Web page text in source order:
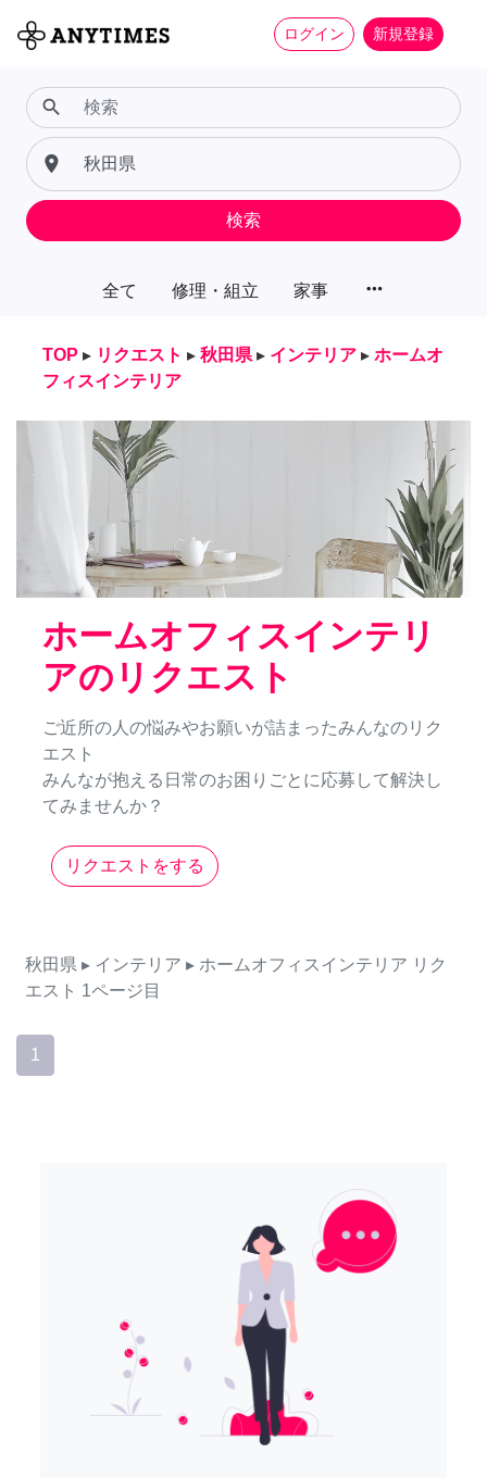
ログイン 新規登録
全て 修理・組立 家事 more_horiz
search
place
検索
TOP ▸ リクエスト ▸ 秋田県 ▸ インテリア ▸ ホームオ
フィスインテリア
ホームオフィスインテリ
アのリクエスト
ご近所の人の悩みやお願いが詰まったみんなのリク
エスト
みんなが抱える日常のお困りごとに応募して解決し
てみませんか？
リクエストをする
秋田県 ▸ インテリア ▸ ホームオフィスインテリア リク
エスト 1ページ目
1